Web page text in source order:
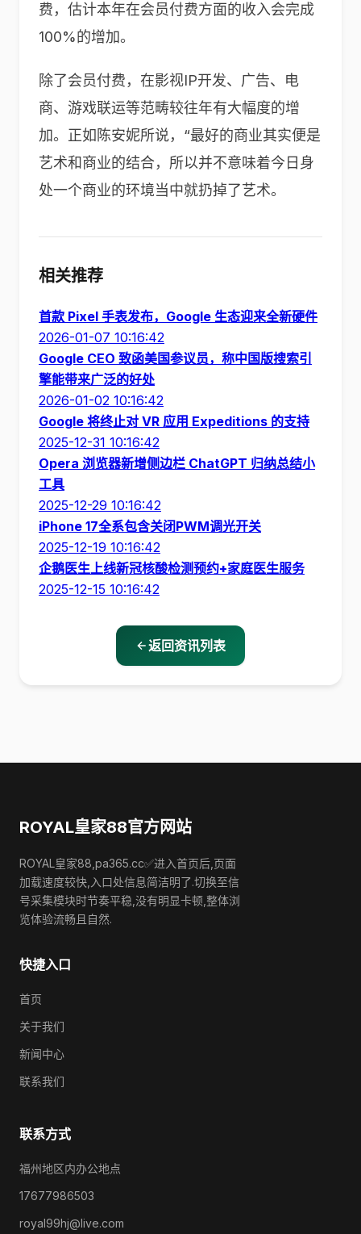
费，估计本年在会员付费方面的收入会完成
100%的增加。
除了会员付费，在影视IP开发、广告、电
商、游戏联运等范畴较往年有大幅度的增
加。正如陈安妮所说，“最好的商业其实便是
艺术和商业的结合，所以并不意味着今日身
处一个商业的环境当中就扔掉了艺术。
相关推荐
首款 Pixel 手表发布，Google 生态迎来全新硬件
2026-01-07 10:16:42
Google CEO 致函美国参议员，称中国版搜索引
擎能带来广泛的好处
2026-01-02 10:16:42
Google 将终止对 VR 应用 Expeditions 的支持
2025-12-31 10:16:42
Opera 浏览器新增侧边栏 ChatGPT 归纳总结小
工具
2025-12-29 10:16:42
iPhone 17全系包含关闭PWM调光开关
2025-12-19 10:16:42
企鹅医生上线新冠核酸检测预约+家庭医生服务
2025-12-15 10:16:42
返回资讯列表
ROYAL皇家88官方网站
ROYAL皇家88,pa365.cc✅进入首页后,页面
加载速度较快,入口处信息简洁明了.切换至信
号采集模块时节奏平稳,没有明显卡顿,整体浏
览体验流畅且自然.
快捷入口
首页
关于我们
新闻中心
联系我们
联系方式
福州地区内办公地点
17677986503
royal99hj@live.com